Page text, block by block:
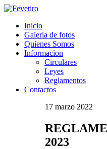
Inicio
Galeria de fotos
Quienes Somos
Informacion
Circulares
Leyes
Reglamentos
Contactos
17 marzo 2022
2023